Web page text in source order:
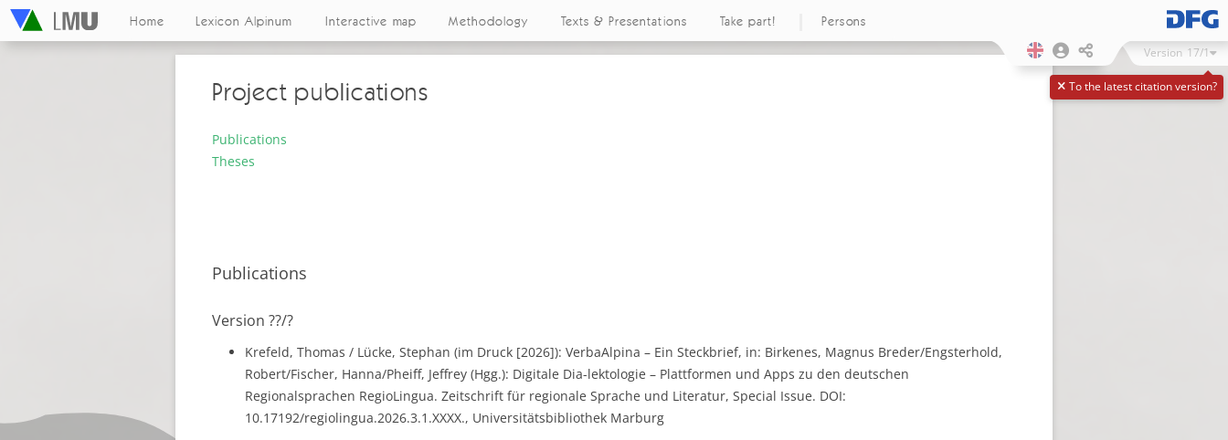
Home Lexicon Alpinum Interactive map Methodology Texts & Presentations Take part! Persons
To the latest citation version?
Version 17/1
Project publications
Publications
Theses
Publications
Version ??/?
Krefeld, Thomas / Lücke, Stephan (im Druck [2026]): VerbaAlpina – Ein Steckbrief, in: Birkenes, Magnus Breder/Engsterhold,
Robert/Fischer, Hanna/Pheiff, Jeffrey (Hgg.): Digitale Dia-lektologie – Plattformen und Apps zu den deutschen
Regionalsprachen RegioLingua. Zeitschrift für regionale Sprache und Literatur, Special Issue. DOI:
10.17192/regiolingua.2026.3.1.XXXX., Universitätsbibliothek Marburg